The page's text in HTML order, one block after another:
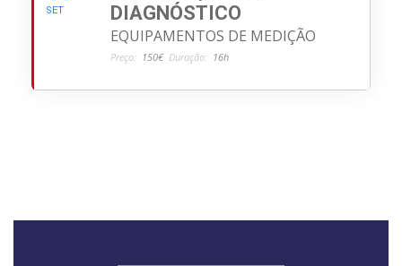
SET
DIAGNÓSTICO
EQUIPAMENTOS DE MEDIÇÃO
Preço: 150€ Duração: 16h